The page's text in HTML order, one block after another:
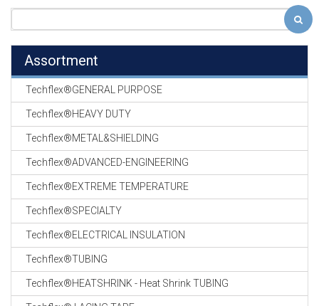
Assortment
Techflex®GENERAL PURPOSE
Techflex®HEAVY DUTY
Techflex®METAL&SHIELDING
Techflex®ADVANCED-ENGINEERING
Techflex®EXTREME TEMPERATURE
Techflex®SPECIALTY
Techflex®ELECTRICAL INSULATION
Techflex®TUBING
Techflex®HEATSHRINK - Heat Shrink TUBING